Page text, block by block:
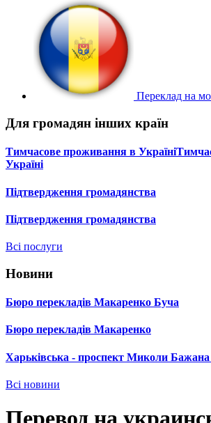
Переклад на
Для громадян інших країн
Тимчасове проживання в
Україні
Підтвердження громадянства
Підтвердження громадянства
Всі послуги
Новини
Бюро перекладів Макаренко Буча
Бюро перекладів Макаренко
Харьківська - проспект Миколи Бажана
Всі новини